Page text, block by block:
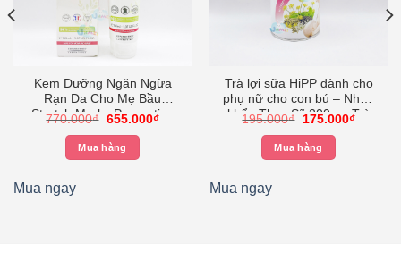
Kem Dưỡng Ngăn Ngừa
Rạn Da Cho Mẹ Bầu
Stretch Marks Prevention
770.000₫ Giá
là:
770.000₫.
655.000₫Giá
Mua hàng
Mua ngay
Trà lợi sữa HiPP dành cho
phụ nữ cho con bú – Nhập
khẩu Thụy Sỹ 200g – Trà
195.000₫
Giá
là:
195.000₫.
175.000₫Giá
Mua hàng
Mua ngay